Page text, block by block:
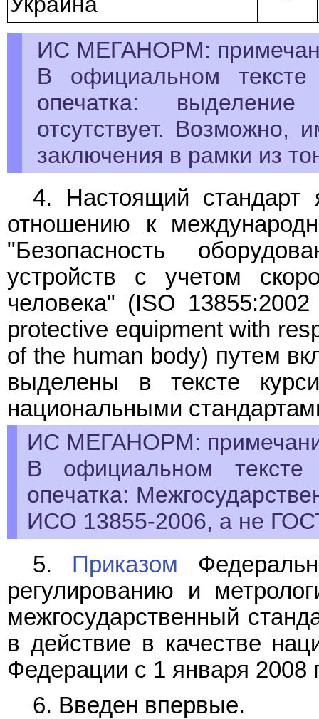
ИС МЕГАНОРМ:
В официальном
опечатка:
отсутствует. Возможно,
заключения в рамки из
4. Настоящий стандарт
отношению к
"Безопасность
устройств с учетом
человека" (ISO
protective equipment with
of the human body) путем
выделены в тексте
национальными
ИС МЕГАНОРМ:
В официальном тексте
опечатка:
ИСО 13855-2006, а не
5. Приказом
регулированию и
межгосударственный
в действие в качестве
Федерации с 1 января 2008
6. Введен впервые.